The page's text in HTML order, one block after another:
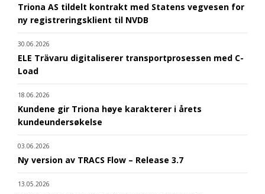
Triona AS tildelt kontrakt med Statens vegvesen for
ny registreringsklient til NVDB
30.06.2026
ELE Trävaru digitaliserer transportprosessen med C-
Load
18.06.2026
Kundene gir Triona høye karakterer i årets
kundeundersøkelse
03.06.2026
Ny version av TRACS Flow – Release 3.7
13.05.2026